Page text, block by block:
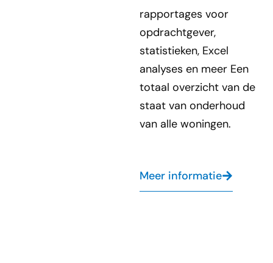
rapportages voor
opdrachtgever,
statistieken, Excel
analyses en meer Een
totaal overzicht van de
staat van onderhoud
van alle woningen.
Meer informatie